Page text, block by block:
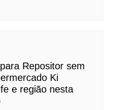
Repositor sem
Ki
e região nesta